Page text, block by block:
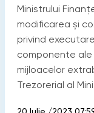
Ministrului
modificarea și
privind
componente
mijloacelor
Trezorerial al